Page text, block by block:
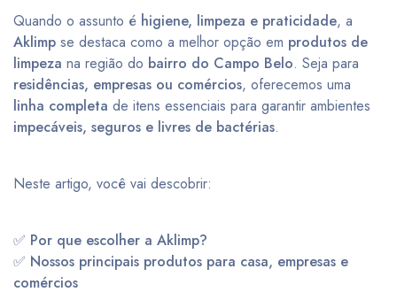
Quando o assunto é higiene, limpeza e praticidade, a
Aklimp se destaca como a melhor opção em produtos de
limpeza na região do bairro do Campo Belo. Seja para
residências, empresas ou comércios, oferecemos uma
linha completa de itens essenciais para garantir ambientes
impecáveis, seguros e livres de bactérias.
Neste artigo, você vai descobrir:
✅ Por que escolher a Aklimp?
✅ Nossos principais produtos para casa, empresas e
comércios